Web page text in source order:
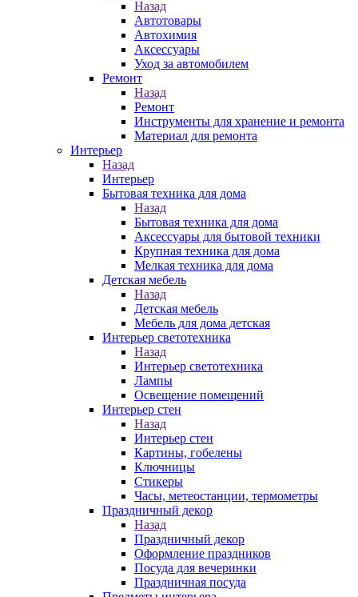
Назад
Автотовары
Автохимия
Аксессуары
Уход за автомобилем
Ремонт
Назад
Ремонт
Инструменты для хранение и ремонта
Материал для ремонта
Интерьер
Назад
Интерьер
Бытовая техника для дома
Назад
Бытовая техника для дома
Аксессуары для бытовой техники
Крупная техника для дома
Мелкая техника для дома
Детская мебель
Назад
Детская мебель
Мебель для дома детская
Интерьер светотехника
Назад
Интерьер светотехника
Лампы
Освещение помещений
Интерьер стен
Назад
Интерьер стен
Картины, гобелены
Ключницы
Стикеры
Часы, метеостанции, термометры
Праздничный декор
Назад
Праздничный декор
Оформление праздников
Посуда для вечеринки
Праздничная посуда